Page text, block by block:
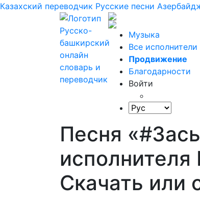
Казахский переводчик Русские песни
Музыка
Все исполнители
Продвижение
Благодарности
Войти
Песня
исполнителя
Скачать или